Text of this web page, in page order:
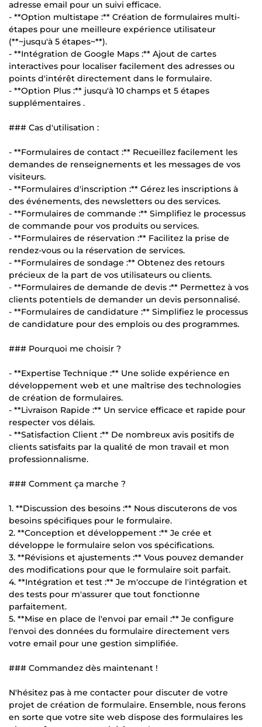
adresse email pour un suivi efficace.
- **Option multistape :** Création de formulaires multi-
étapes pour une meilleure expérience utilisateur
(**~jusqu'à 5 étapes~**).
- **Intégration de Google Maps :** Ajout de cartes
interactives pour localiser facilement des adresses ou
points d'intérêt directement dans le formulaire.
- **Option Plus :** jusqu'à 10 champs et 5 étapes
supplémentaires .
### Cas d'utilisation :
- **Formulaires de contact :** Recueillez facilement les
demandes de renseignements et les messages de vos
visiteurs.
- **Formulaires d'inscription :** Gérez les inscriptions à
des événements, des newsletters ou des services.
- **Formulaires de commande :** Simplifiez le processus
de commande pour vos produits ou services.
- **Formulaires de réservation :** Facilitez la prise de
rendez-vous ou la réservation de services.
- **Formulaires de sondage :** Obtenez des retours
précieux de la part de vos utilisateurs ou clients.
- **Formulaires de demande de devis :** Permettez à vos
clients potentiels de demander un devis personnalisé.
- **Formulaires de candidature :** Simplifiez le processus
de candidature pour des emplois ou des programmes.
### Pourquoi me choisir ?
- **Expertise Technique :** Une solide expérience en
développement web et une maîtrise des technologies
de création de formulaires.
- **Livraison Rapide :** Un service efficace et rapide pour
respecter vos délais.
- **Satisfaction Client :** De nombreux avis positifs de
clients satisfaits par la qualité de mon travail et mon
professionnalisme.
### Comment ça marche ?
1. **Discussion des besoins :** Nous discuterons de vos
besoins spécifiques pour le formulaire.
2. **Conception et développement :** Je crée et
développe le formulaire selon vos spécifications.
3. **Révisions et ajustements :** Vous pouvez demander
des modifications pour que le formulaire soit parfait.
4. **Intégration et test :** Je m'occupe de l'intégration et
des tests pour m'assurer que tout fonctionne
parfaitement.
5. **Mise en place de l'envoi par email :** Je configure
l'envoi des données du formulaire directement vers
votre email pour une gestion simplifiée.
### Commandez dès maintenant !
N'hésitez pas à me contacter pour discuter de votre
projet de création de formulaire. Ensemble, nous ferons
en sorte que votre site web dispose des formulaires les